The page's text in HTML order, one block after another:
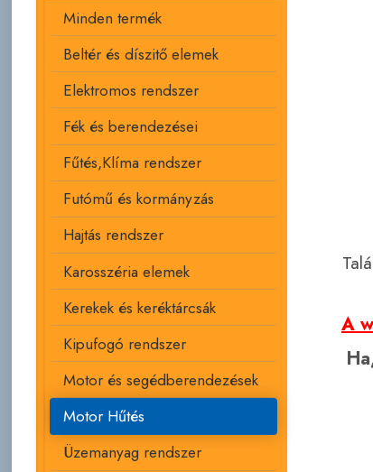
Minden termék
Beltér és díszitő elemek
Elektromos rendszer
Fék és berendezései
Fűtés,Klíma rendszer
Futómű és kormányzás
Hajtás rendszer
Karosszéria elemek
Kerekek és keréktárcsák
Kipufogó rendszer
Motor és segédberendezések
Motor Hűtés
Üzemanyag rendszer
A